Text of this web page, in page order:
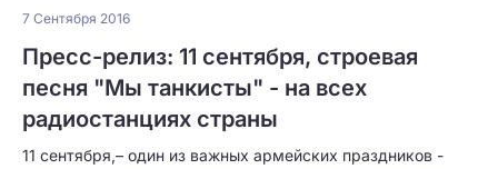
7 Сентября 2016
Пресс-релиз: 11 сентября, строевая
песня "Мы танкисты" - на всех
радиостанциях страны
11 сентября,– один из важных армейских праздников -